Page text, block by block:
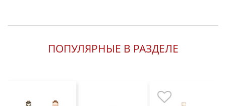
ПОПУЛЯРНЫЕ В РАЗДЕЛЕ